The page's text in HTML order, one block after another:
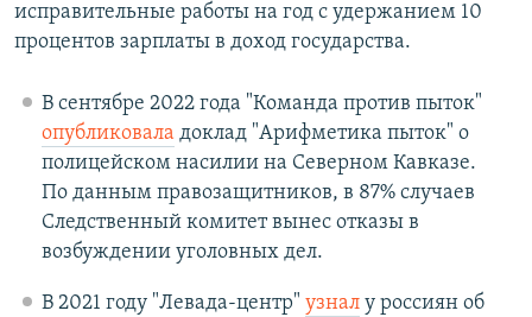
исправительные работы на год с удержанием 10
процентов зарплаты в доход государства.
В сентябре 2022 года "Команда против пыток"
опубликовала доклад "Арифметика пыток" о
полицейском насилии на Северном Кавказе.
По данным правозащитников, в 87% случаев
Следственный комитет вынес отказы в
возбуждении уголовных дел.
В 2021 году "Левада-центр" узналу россиян об